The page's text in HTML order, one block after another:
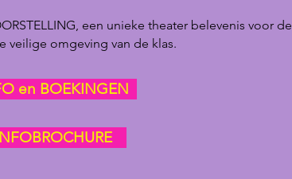
een unieke theater belevenis voor de
veilige omgeving van de klas.
en BOEKINGEN